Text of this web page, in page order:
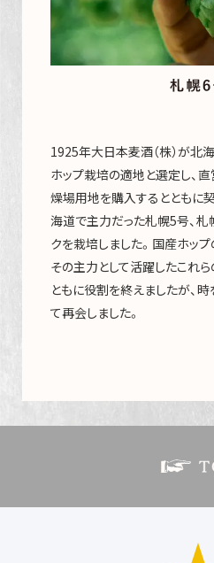
1925年大日本麦酒（株）が北
ホップ栽培の適地と選定し、
燥場用地を購入するとともに
海道で主力だった札幌5号、
クを栽培しました。国産ホップ
その主力として活躍したこれ
ともに役割を終えましたが、
て再会しました。